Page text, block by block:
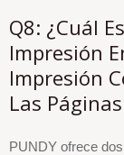
Q8: ¿Cuál
Impresión
Impresión
Las
PUNDY ofrece